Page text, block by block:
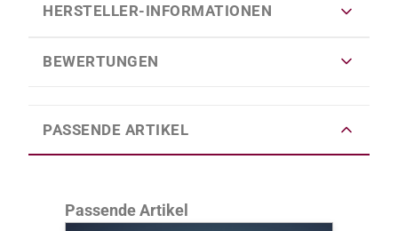
HERSTELLER-INFORMATIONEN
BEWERTUNGEN
PASSENDE ARTIKEL
Produktgalerie überspringen
Passende Artikel